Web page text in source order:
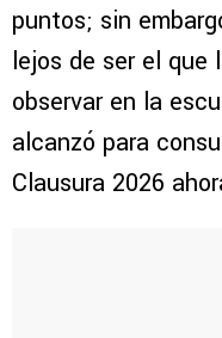
puntos; sin
lejos de ser el que
observar en la
alcanzó para
Clausura 2026